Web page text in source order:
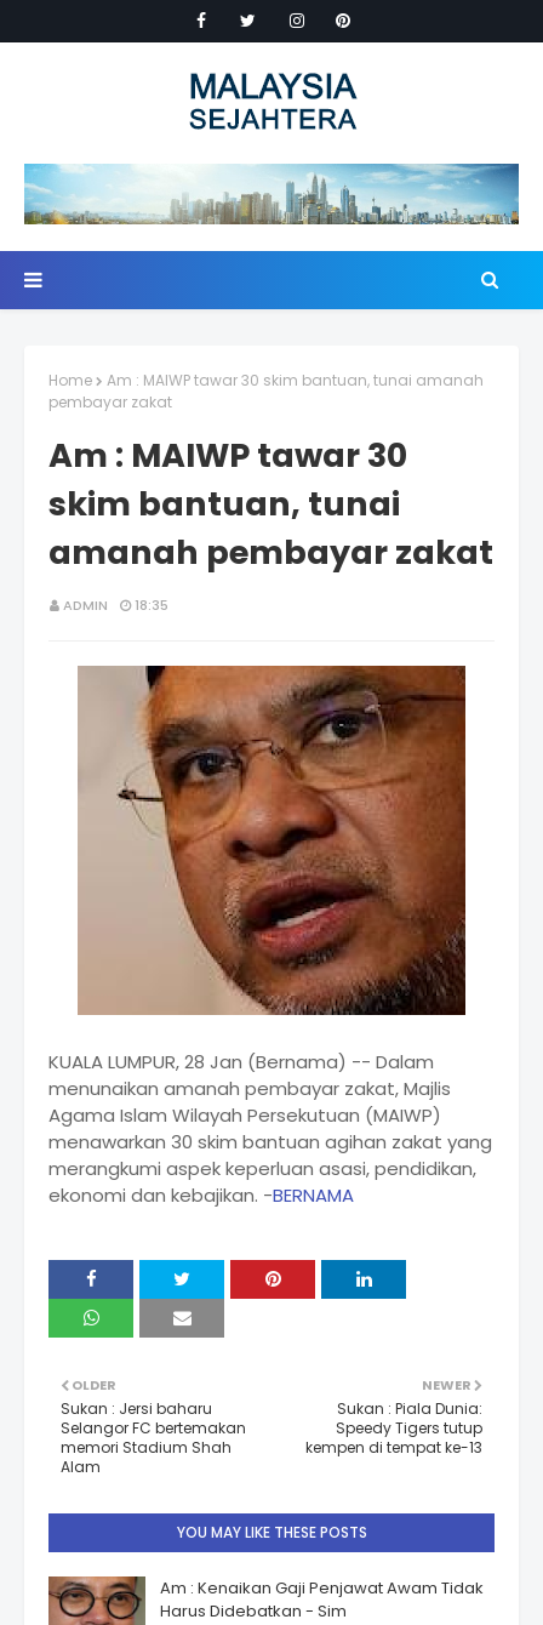
Home
Am : MAIWP tawar 30 skim bantuan, tunai amanah
pembayar zakat
Am : MAIWP tawar 30
skim bantuan, tunai
amanah pembayar zakat
ADMIN 18:35
KUALA LUMPUR, 28 Jan (Bernama) -- Dalam
menunaikan amanah pembayar zakat, Majlis
Agama Islam Wilayah Persekutuan (MAIWP)
menawarkan 30 skim bantuan agihan zakat yang
merangkumi aspek keperluan asasi, pendidikan,
ekonomi dan kebajikan. -BERNAMA
NEWER
Sukan : Piala Dunia:
Speedy Tigers tutup
kempen di tempat ke-13
OLDER
Sukan : Jersi baharu
Selangor FC bertemakan
memori Stadium Shah
Alam
YOU MAY LIKE THESE POSTS
Am : Kenaikan Gaji Penjawat Awam Tidak
Harus Didebatkan - Sim